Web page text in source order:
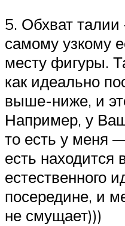
5. Обхват
самому узкому
месту фигуры.
как идеально
выше-ниже, и
Например, у
то есть у меня
есть находится
естественного
посередине, и
не смущает)))